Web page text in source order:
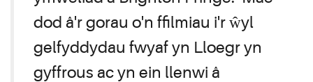
dod â'r gorau o'n ffilmiau i'r ŵyl
gelfyddydau fwyaf yn Lloegr yn
gyffrous ac yn ein llenwi â